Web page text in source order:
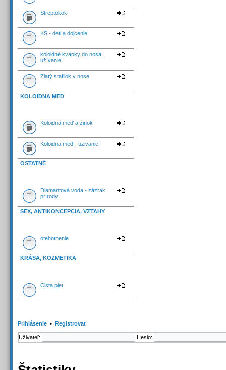
Streptokok
KS - deti a dojcenie
koloidné kvapky do nosa
užívanie
Zlatý stafilok v nose
KOLOIDNA MED
Koloidná meď a zinok
Koloidna med - uzivanie
OSTATNÉ
Diamantová voda - zázrak
prírody
SEX, ANTIKONCEPCIA, VZTAHY
otehotnenie
KRÁSA, KOZMETIKA
Cista plet
Prihlásenie • Registrovať
Uživateľ: Heslo: